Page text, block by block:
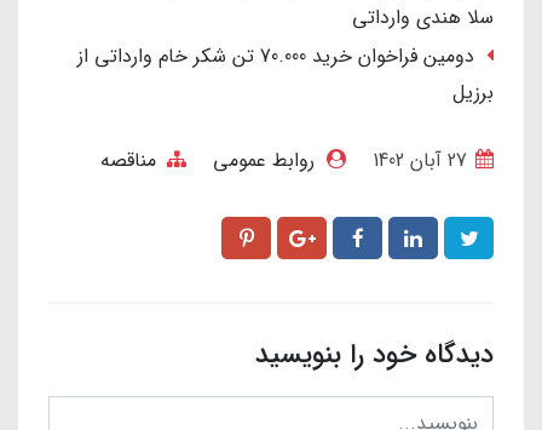
سلا هندی وارداتی
دومین فراخوان خرید 70.000 تن شکر خام وارداتی از
برزیل
روابط عمومی مناقصه
دیدگاه خود را بنویسید